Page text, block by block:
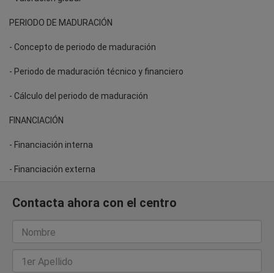
PERIODO DE MADURACIÓN
- Concepto de periodo de maduración
- Periodo de maduración técnico y financiero
- Cálculo del periodo de maduración
FINANCIACIÓN
- Financiación interna
- Financiación externa
Contacta ahora con el centro
Nombre
1er Apellido